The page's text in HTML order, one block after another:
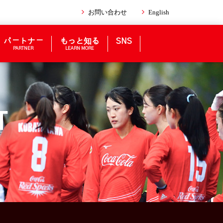
お問い合わせ English
パートナー
PARTNER
もっと知る
LEARN MORE
SNS